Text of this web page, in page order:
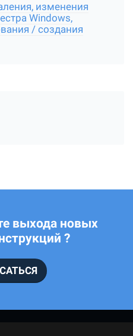
изменения
Windows,
/ создания
выхода новых
?